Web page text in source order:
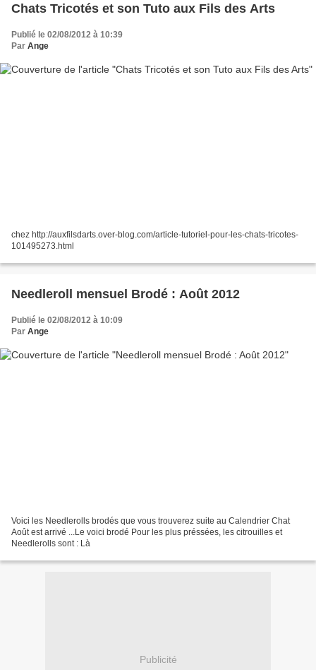
Chats Tricotés et son Tuto aux Fils des Arts
Publié le 02/08/2012 à 10:39
Par Ange
chez http://auxfilsdarts.over-blog.com/article-tutoriel-pour-les-chats-tricotes-
101495273.html
Needleroll mensuel Brodé : Août 2012
Publié le 02/08/2012 à 10:09
Par Ange
Voici les Needlerolls brodés que vous trouverez suite au Calendrier Chat
Août est arrivé ...Le voici brodé Pour les plus préssées, les citrouilles et
Needlerolls sont : Là
Publicité